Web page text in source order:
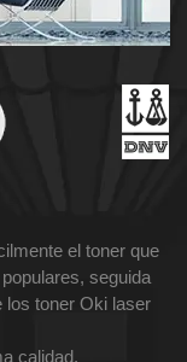
el toner que
seguida
los toner Oki laser
calidad.